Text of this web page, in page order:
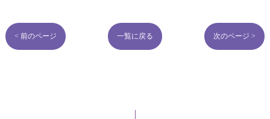
< 前のページ 一覧に戻る 次のページ >